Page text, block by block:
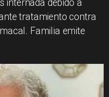
internada debido a
tratamiento contra
Familia emite